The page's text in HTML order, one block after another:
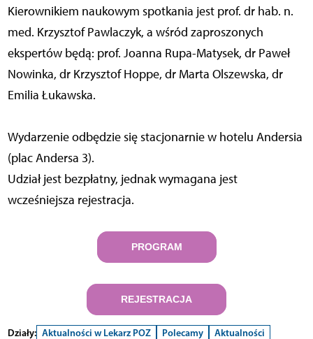
Kierownikiem naukowym spotkania jest prof. dr hab. n.
med. Krzysztof Pawlaczyk, a wśród zaproszonych
ekspertów będą: prof. Joanna Rupa-Matysek, dr Paweł
Nowinka, dr Krzysztof Hoppe, dr Marta Olszewska, dr
Emilia Łukawska.
Wydarzenie odbędzie się stacjonarnie w hotelu Andersia
(plac Andersa 3).
Udział jest bezpłatny, jednak wymagana jest
wcześniejsza rejestracja.
PROGRAM
REJESTRACJA
Działy: Aktualności w Lekarz POZ Polecamy Aktualności